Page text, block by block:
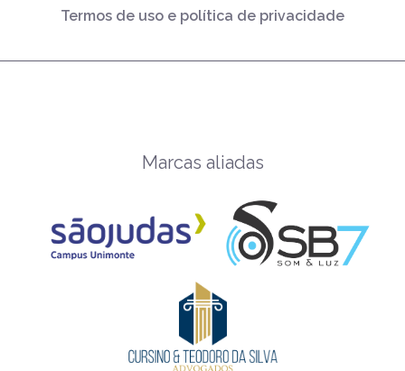
Termos de uso e política de privacidade
Marcas aliadas